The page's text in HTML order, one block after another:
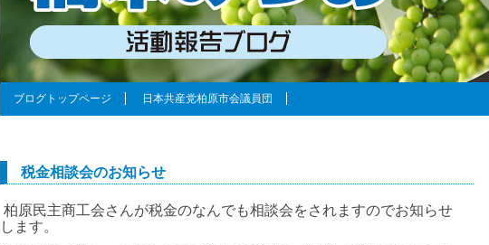
ブログトップページ 日本共産党柏原市会議員団
税金相談会のお知らせ
柏原民主商工会さんが税金のなんでも相談会をされますのでお知らせ
します。